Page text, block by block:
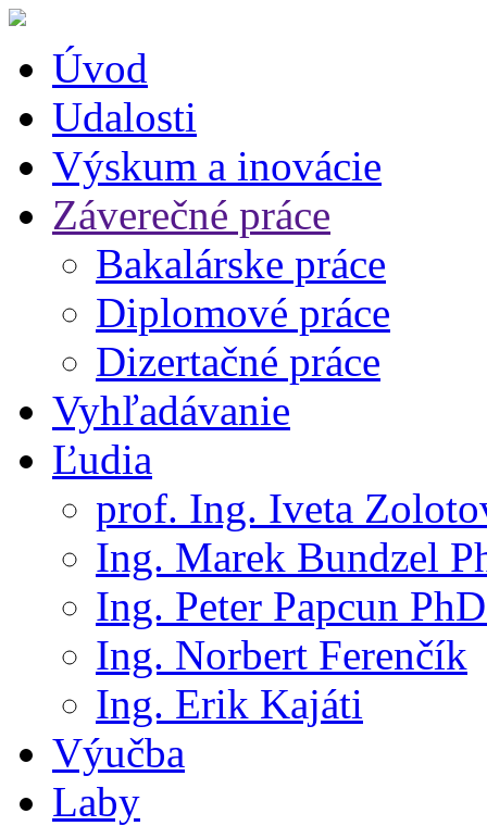
Úvod
Udalosti
Výskum a inovácie
Záverečné práce
Bakalárske práce
Diplomové práce
Dizertačné práce
Vyhľadávanie
Ľudia
prof. Ing. Iveta
Ing. Marek Bundzel
Ing. Peter Papcun
Ing. Norbert Ferenčík
Ing. Erik Kajáti
Výučba
Laby